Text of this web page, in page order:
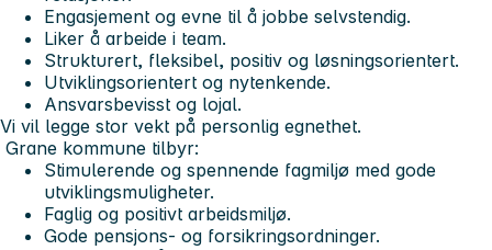
Engasjement og evne til å jobbe selvstendig.
Liker å arbeide i team.
Strukturert, fleksibel, positiv og løsningsorientert.
Utviklingsorientert og nytenkende.
Ansvarsbevisst og lojal.
Vi vil legge stor vekt på personlig egnethet.
Grane kommune tilbyr:
Stimulerende og spennende fagmiljø med gode
utviklingsmuligheter.
Faglig og positivt arbeidsmiljø.
Gode pensjons- og forsikringsordninger.